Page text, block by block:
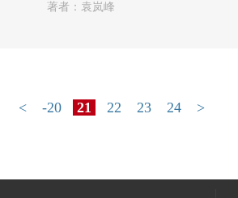
著者：袁岚峰
< -20 21 22 23 24 >